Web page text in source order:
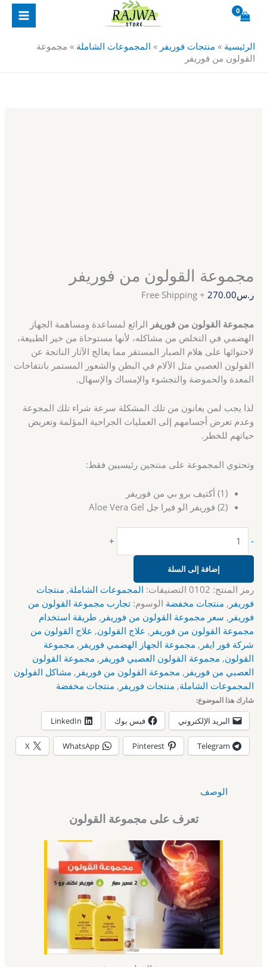
الرئيسية » منتجات فوريفر » المجموعات الشاملة » مجموعة
القولون من فوريفر
مجموعة القولون من فوريفر
ر.س270.00
+ Free Shipping
مجموعة القولون من فوريفر الرائع لمساعدة ومساهمة الجهاز
الهضمي في التخلص من مشاكله، لأنها مستوحاة من خير الطبيعة،
لاحتوائها على هلام الصبار المستقر مما يعالج الآثار الناتجة عن
القولون العصبي مثل الآلام في البطن والشعور المستمر بانتفاخات
المعدة والحموضة والتجشوء والإمساك والإسهال.
لذا يجب لمن يعانون من تلك المشكلة سرعة شراء تلك المجوعة
وعدم تعرض أجسامهم إلى العمليات الجراحية المؤلمة وتعريض
حياتهم للخطر.
وتحتوي المجموعة على منتجين رئيسيين فقط:
(1) أكتيف برو بي من فوريفر
(2) فوريفر الو فيرا جل Aloe Vera Gel
-
كمية
مجموعة
من
فوريفر
+
إضافة إلى السلة
رمز المنتج: 0102 التصنيفات: المجموعات الشاملة, منتجات
فوريفر , منتجات مخفضة الوسوم:تجارب مجموعة القولون من
فوريفر , سعر مجموعة القولون من فوريفر , طريقة استخدام
مجموعة القولون من فوريفر , علاج القولون, علاج القولون من
شركة فور ايفر , مجموعة الجهاز الهضمي فوريفر , مجموعة
القولون, مجموعة القولون العصبي فوريفر , مجموعة القولون
العصبي من فوريفر , مجموعة القولون من فوريفر , مشاكل القولون
المجموعات الشاملة, منتجات فوريفر , منتجات مخفضة
شارك هذا الموضوع:
البريد الإلكتروني فيس بوك LinkedIn
Telegram
Pinterest
WhatsApp
X
الوصف
تعرف على مجموعة القولون